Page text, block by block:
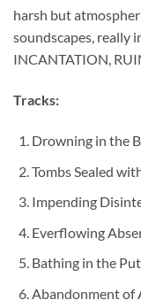
harsh but
soundscapes, really
INCANTATION,
Tracks:
Drowning in the
Tombs Sealed
Impending
Everflowing
Bathing in the
Abandonment of